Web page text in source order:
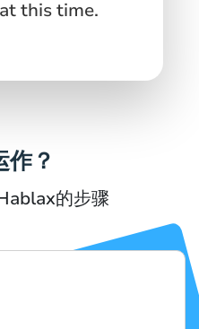
this time.
作？
的步骤